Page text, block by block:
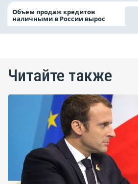
Объем продаж кредитов
наличными в России вырос
Читайте также